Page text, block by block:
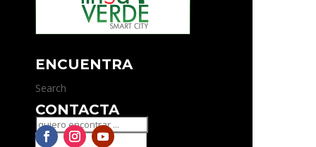
ENCUENTRA
Search
CONTACTA